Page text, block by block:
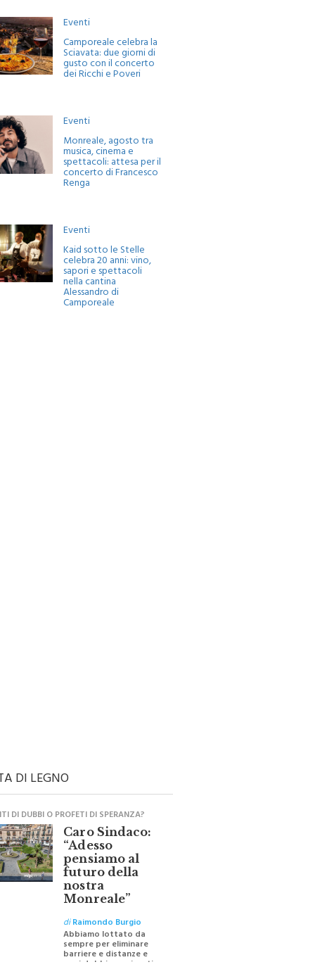
Eventi
Camporeale celebra la
Sciavata: due giorni di
gusto con il concerto
dei Ricchi e Poveri
Eventi
Monreale, agosto tra
musica, cinema e
spettacoli: attesa per il
concerto di Francesco
Renga
Eventi
Kaid sotto le Stelle
celebra 20 anni: vino,
sapori e spettacoli
nella cantina
Alessandro di
Camporeale
DI LEGNO
DI DUBBI O PROFETI DI SPERANZA?
Caro Sindaco:
“Adesso
pensiamo al
futuro della
nostra
Monreale”
diRaimondo Burgio
Abbiamo lottato da
sempre per eliminare
barriere e distanze e
oggi dobbiamo ripartire